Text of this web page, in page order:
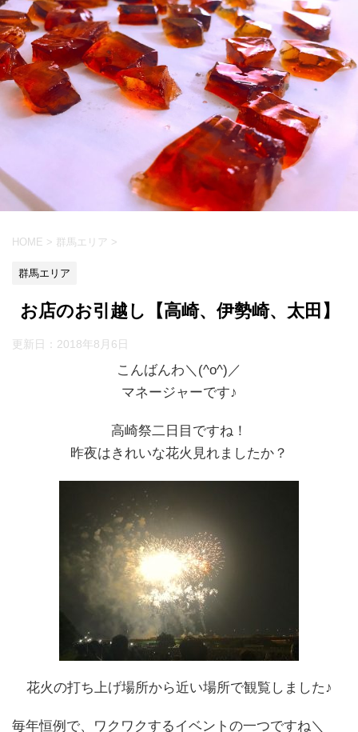
HOME > 群馬エリア >
群馬エリア
お店のお引越し【高崎、伊勢崎、太田】
更新日： 2018年8月6日
こんばんわ＼(^o^)／
マネージャーです♪
高崎祭二日目ですね！
昨夜はきれいな花火見れましたか？
花火の打ち上げ場所から近い場所で観覧しました♪
毎年恒例で、ワクワクするイベントの一つですね＼